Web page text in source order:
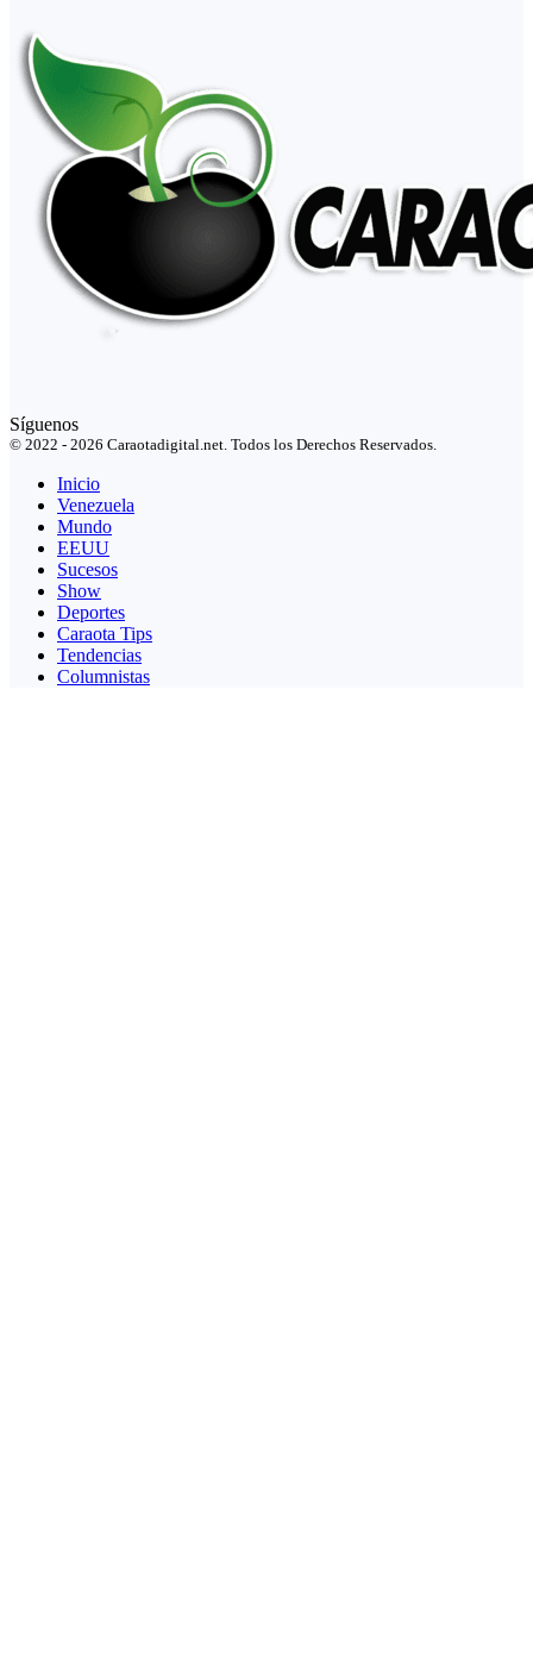
Síguenos
© 2022 - 2026 Caraotadigital.net. Todos los Derechos Reservados.
Inicio
Venezuela
Mundo
EEUU
Sucesos
Show
Deportes
Caraota Tips
Tendencias
Columnistas